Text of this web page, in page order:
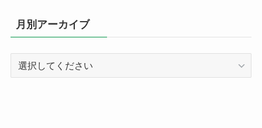
リ
ー
記
事
月別アーカイブ